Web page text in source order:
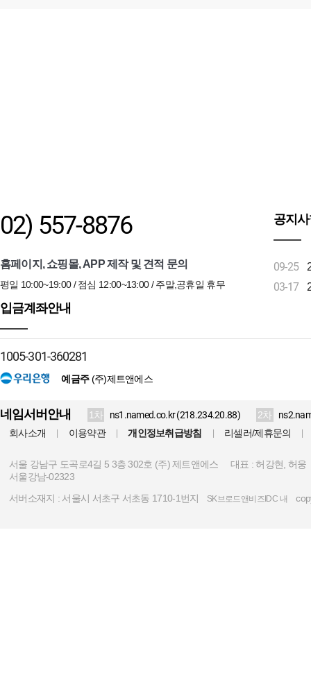
02) 557-8876
홈페이지, 쇼핑몰, APP 제작 및 견적 문의
평일 10:00~19:00 / 점심 12:00~13:00 / 주말,공휴일 휴무
공지
09-25
03-17
입금계좌안내
1005-301-360281
예금주(주)제트앤에스
네임서버안내 1차 ns1.named.co.kr (218.234.20.88) 2차
회사소개
이용약관 개인정보취급방침 리셀러/제휴문의
서울 강남구 도곡로4길 5 3층 302호 (주) 제트앤에스
대표 : 허강현, 허웅
서울강남-02323
서버소재지 : 서울시 서초구 서초동 1710-1번지 SK브로드앤비즈IDC 내